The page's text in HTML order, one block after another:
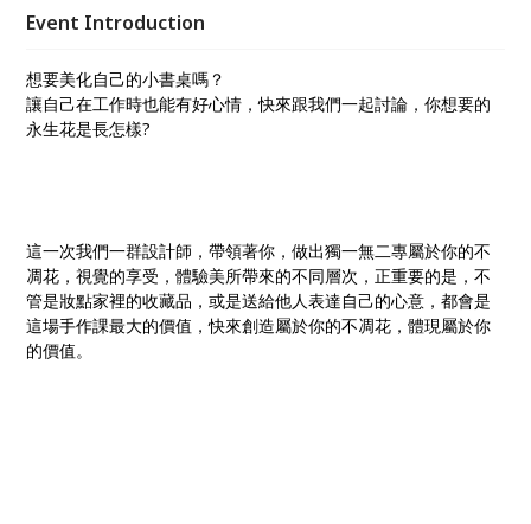
Event Introduction
想要美化自己的小書桌嗎？
讓自己在工作時也能有好心情，快來跟我們一起討論，你想要的
永生花是長怎樣?
這一次我們一群設計師，帶領著你，做出獨一無二專屬於你的不
凋花，視覺的享受，體驗美所帶來的不同層次，正重要的是，不
管是妝點家裡的收藏品，或是送給他人表達自己的心意，都會是
這場手作課最大的價值，快來創造屬於你的不凋花，體現屬於你
的價值。